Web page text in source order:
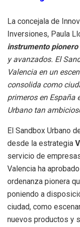
La concejala de
Inversiones, Paula
instrumento pionero
y avanzados. El
Valencia en un
consolida como
primeros en España
Urbano tan
El Sandbox Urbano
desde la estrategia
servicio de
Valencia ha
ordenanza pionera
poniendo a
ciudad, como
nuevos productos y